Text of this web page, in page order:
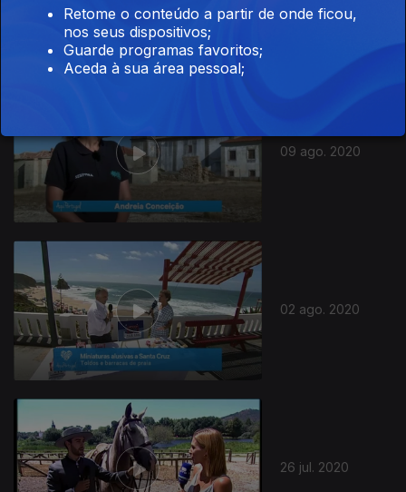
09 ago. 2020
02 ago. 2020
26 jul. 2020
485608
Retome o conteúdo a partir de onde ficou,
nos seus dispositivos;
Guarde programas favoritos;
Aceda à sua área pessoal;